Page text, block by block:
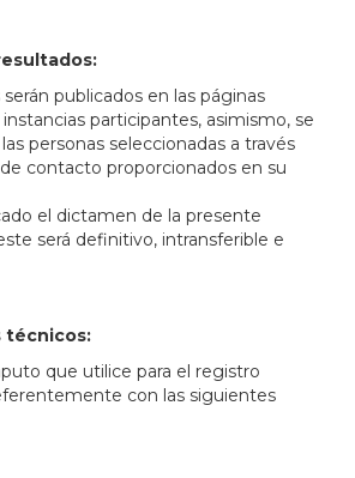
publicados en las páginas
participantes, asimismo, se
personas seleccionadas a través
contacto proporcionados en su
el dictamen de la presente
será definitivo, intransferible e
técnicos:
que utilice para el registro
con las siguientes